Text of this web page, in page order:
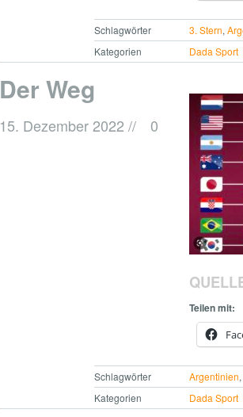
Schlagwörter 3. Stern,
Kategorien
Dada Sport
Der Weg
15. Dezember 2022 // 0
Teilen mit:
Schlagwörter Argentinien
Kategorien
Dada Sport